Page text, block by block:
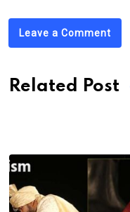
Leave a Comment
Related Post